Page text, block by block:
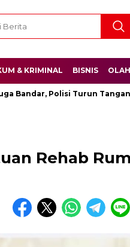
& KRIMINAL BISNIS
Polisi Turun Tangan
Rehab